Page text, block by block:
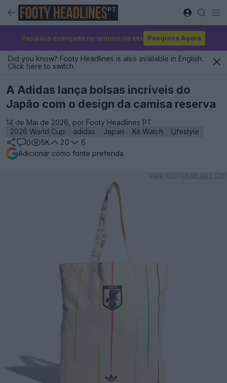
PT
Pesquisa avançada no arquivo de kits Pesquisa Agora
Did you know? Footy Headlines is also available in English.
Click here to switch.
A Adidas lança bolsas incríveis do
Japão com o design da camisa reserva
14 de Mai de 2026, por Footy Headlines PT
2026 World Cup
adidas Japan Kit Watch
Lifestyle
0
5K 20
6
Adicionar como fonte preferida